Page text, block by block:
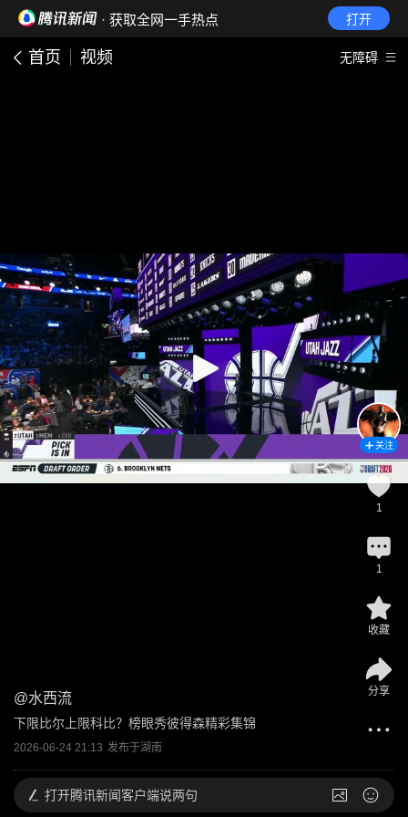
· 获取全网一手热点 打开
首页 视频 无障碍
@水西流
下限比尔上限科比？榜眼秀彼得森精彩集锦
2026-06-24 21:13 发布于湖南
关注
1
1
收藏
分享
打开腾讯新闻客户端说两句